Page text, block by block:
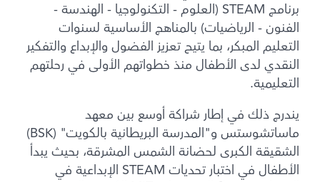
برنامج STEAM (العلوم - التكنولوجيا - الهندسة -
الفنون - الرياضيات) بالمناهج الأساسية لسنوات
التعليم المبكر، بما يتيح تعزيز الفضول والإبداع والتفكير
النقدي لدى الأطفال منذ خطواتهم الأولى في رحلتهم
التعليمية.
يندرج ذلك في إطار شراكة أوسع بين معهد
ماساتشوستس و"المدرسة البريطانية بالكويت" (BSK)
الشقيقة الكبرى لحضانة الشمس المشرقة، بحيث يبدأ
الأطفال في اختبار تحديات STEAM الإبداعية في